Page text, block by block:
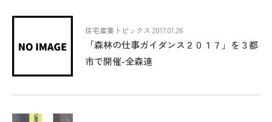
住宅産業トピックス 2017.01.26
「森林の仕事ガイダンス２０１７」を３都
市で開催-全森連